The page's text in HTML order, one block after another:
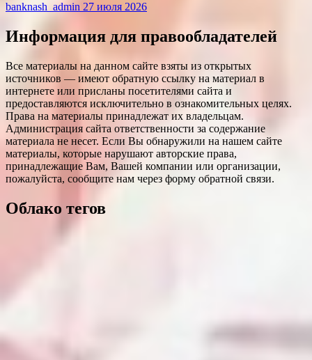
banknash_admin 27 июля 2026
Информация для правообладателей
Все материалы на данном сайте взяты из открытых
источников — имеют обратную ссылку на материал в
интернете или присланы посетителями сайта и
предоставляются исключительно в ознакомительных целях.
Права на материалы принадлежат их владельцам.
Администрация сайта ответственности за содержание
материала не несет. Если Вы обнаружили на нашем сайте
материалы, которые нарушают авторские права,
принадлежащие Вам, Вашей компании или организации,
пожалуйста, сообщите нам через форму обратной связи.
Облако тегов